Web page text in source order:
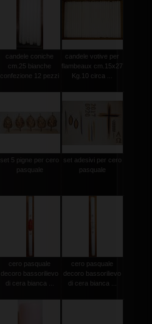
candele coniche
cm.25 bianche
confezione 12 pezzi
candele votive per
flambeaux cm.15x27
Kg.10 circa ...
set 5 pigne per cero
pasquale
set adesivi per cero
pasquale
cero pasquale
decoro bassorilievo
di cera bianca ...
cero pasquale
decoro bassorilievo
di cera bianca ...